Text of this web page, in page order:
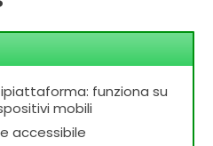
funziona su
mobili
accessibile